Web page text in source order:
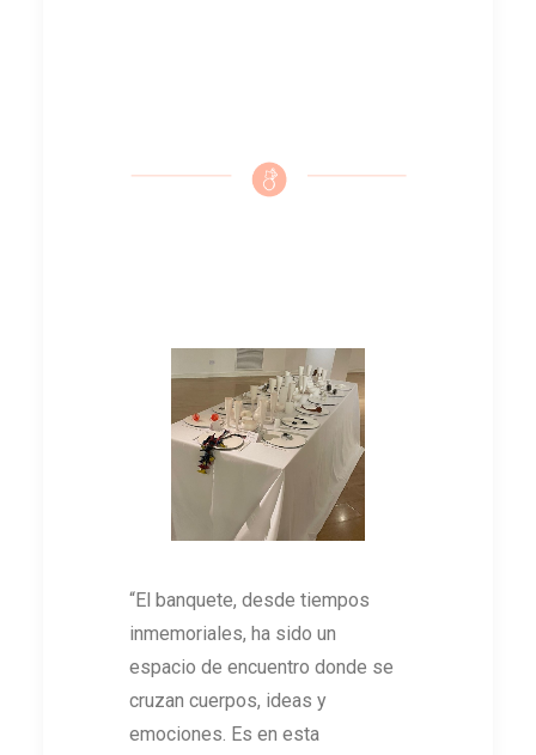
“El banquete, desde tiempos
inmemoriales, ha sido un
espacio de encuentro donde se
cruzan cuerpos, ideas y
emociones. Es en esta